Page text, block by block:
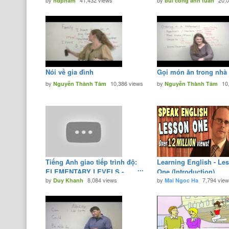
Nói về gia đình
byNguyễn Thành Tâm 10,386 views
Gọi món ăn trong nhà
byNguyễn Thành Tâm
Tiếng Anh giao tiếp trình độ:
ELEMENTARY LEVELS -
Lesson 30: Review lessons
byDuy Khanh 8,084 views
Learning English -
One (Introduction)
byMai Ngoc Ha 7,794